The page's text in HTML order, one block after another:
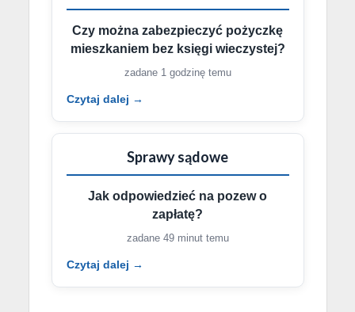
Czy można zabezpieczyć pożyczkę
mieszkaniem bez księgi wieczystej?
zadane 1 godzinę temu
Czytaj dalej →
Sprawy sądowe
Jak odpowiedzieć na pozew o
zapłatę?
zadane 49 minut temu
Czytaj dalej →